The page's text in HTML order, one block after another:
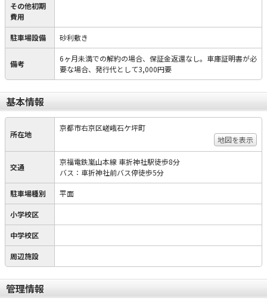
その他初期
費用
駐車場設備 砂利敷き
備考
6ヶ月未満での解約の場合、保証金返還なし。車庫証明書が必
要な場合、発行代として3,000円要
基本情報
所在地
京都市右京区嵯峨石ケ坪町
地図を表示
交通
京福電鉄嵐山本線 車折神社駅徒歩8分
バス：車折神社前バス停徒歩5分
駐車場種別 平面
小学校区
中学校区
周辺施設
管理情報